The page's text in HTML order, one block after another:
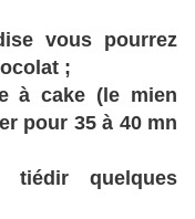
vous pourrez
;
à cake (le mien
pour 35 à 40 mn
quelques